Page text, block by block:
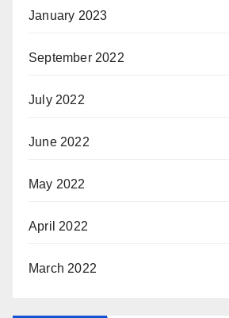
January 2023
September 2022
July 2022
June 2022
May 2022
April 2022
March 2022